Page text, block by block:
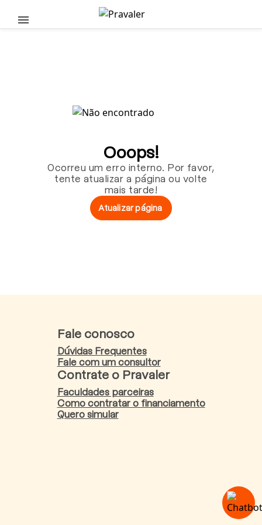
Pular para o conteúdo principal
Ooops!
Ocorreu um erro interno. Por favor,
tente atualizar a página ou volte
mais tarde!
Atualizar página
Fale conosco
Dúvidas Frequentes
Fale com um consultor
Contrate o Pravaler
Faculdades parceiras
Como contratar o financiamento
Quero simular